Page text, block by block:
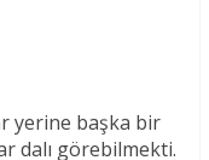
yerine başka bir
dalı görebilmekti.